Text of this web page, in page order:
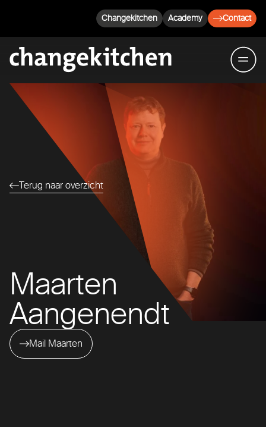
Changekitchen Academy Contact
Terug naar overzicht
Maarten
Aangenendt
Mail Maarten